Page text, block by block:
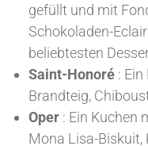
gefüllt und mit
Schokoladen-
beliebtesten
Saint-Honoré :
Brandteig,
Oper : Ein Kuchen
Mona Lisa-